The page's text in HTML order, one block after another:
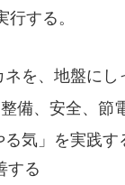
する。
を、地盤にし
備、安全、節
気」を実践
する